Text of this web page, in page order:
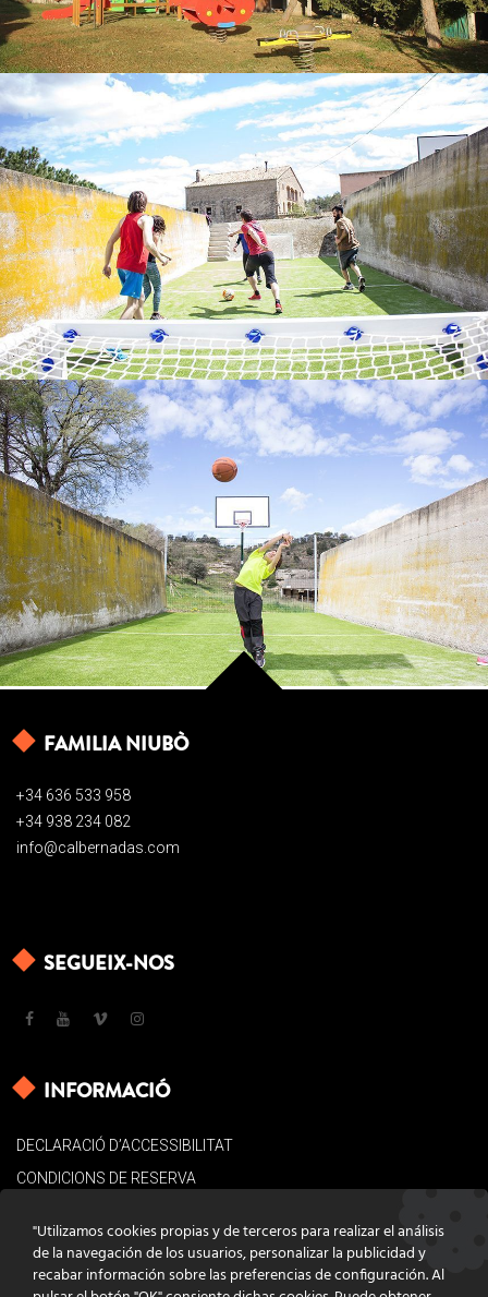
FUTBITO
MINI BÀSQUET
FAMILIA NIUBÒ
+34 636 533 958
+34 938 234 082
info@calbernadas.com
SEGUEIX-NOS
INFORMACIÓ
DECLARACIÓ D’ACCESSIBILITAT
CONDICIONS DE RESERVA
POLÍTICA DE COOKIES
CONTACTE
"Utilizamos cookies propias y de terceros para realizar el análisis
de la navegación de los usuarios, personalizar la publicidad y
recabar información sobre las preferencias de configuración. Al